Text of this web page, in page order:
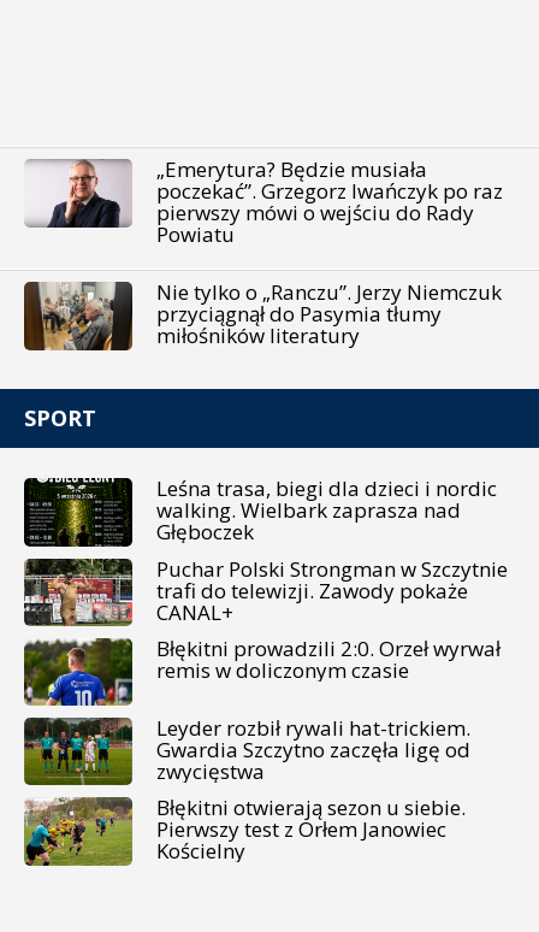
„Emerytura? Będzie musiała
poczekać”. Grzegorz Iwańczyk po raz
pierwszy mówi o wejściu do Rady
Powiatu
Nie tylko o „Ranczu”. Jerzy Niemczuk
przyciągnął do Pasymia tłumy
miłośników literatury
SPORT
Leśna trasa, biegi dla dzieci i nordic
walking. Wielbark zaprasza nad
Głęboczek
Puchar Polski Strongman w Szczytnie
trafi do telewizji. Zawody pokaże
CANAL+
Błękitni prowadzili 2:0. Orzeł wyrwał
remis w doliczonym czasie
Leyder rozbił rywali hat-trickiem.
Gwardia Szczytno zaczęła ligę od
zwycięstwa
Błękitni otwierają sezon u siebie.
Pierwszy test z Orłem Janowiec
Kościelny